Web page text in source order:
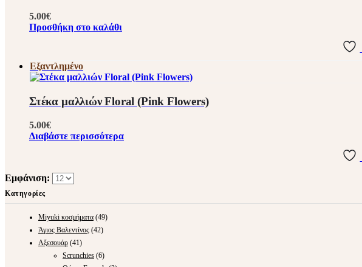
5.00€
Προσθήκη στο καλάθι
Εξαντλημένο
Στέκα μαλλιών Floral (Pink Flowers)
5.00€
Διαβάστε περισσότερα
Εμφάνιση:
Κατηγορίες
Miyuki κοσμήματα (49)
Άγιος Βαλεντίνος (42)
Αξεσουάρ (41)
Scrunchies (6)